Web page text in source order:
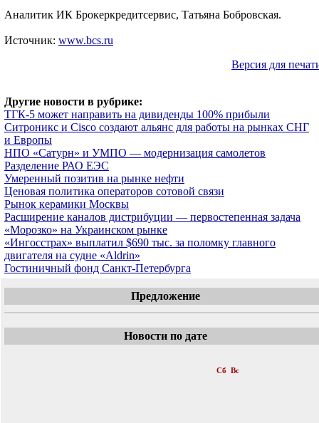
Аналитик ИК Брокеркредитсервис, Татьяна Бобровская.
Источник: www.bcs.ru
Версия для
Другие новости в рубрике:
ТГК-5 может направить на дивиденды 100% прибыли
Ситроникс и Cisco создают альянс для работы на рынках СНГ
и Европы
НПО «Сатурн» и УМПО — модернизация самолетов
Разделение РАО ЕЭС
Умеренный позитив на рынке нефти
Ценовая политика операторов сотовой связи
Рынок керамики Москвы
Расширение каналов дистрибуции — первостепенная задача
«Морозко» на Украинском рынке
«Ингосстрах» выплатил $690 тыс. за поломку главного
двигателя на судне «Aldrin»
Гостиничный фонд Санкт-Петербурга
Предложение
Новости по дате
Сб Вс